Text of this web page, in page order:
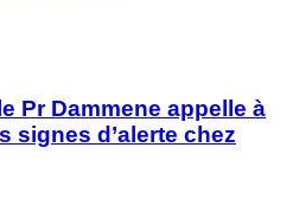
Pr Dammene appelle à
signes d’alerte chez